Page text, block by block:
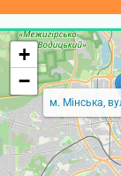
м. Мінська,
+
−